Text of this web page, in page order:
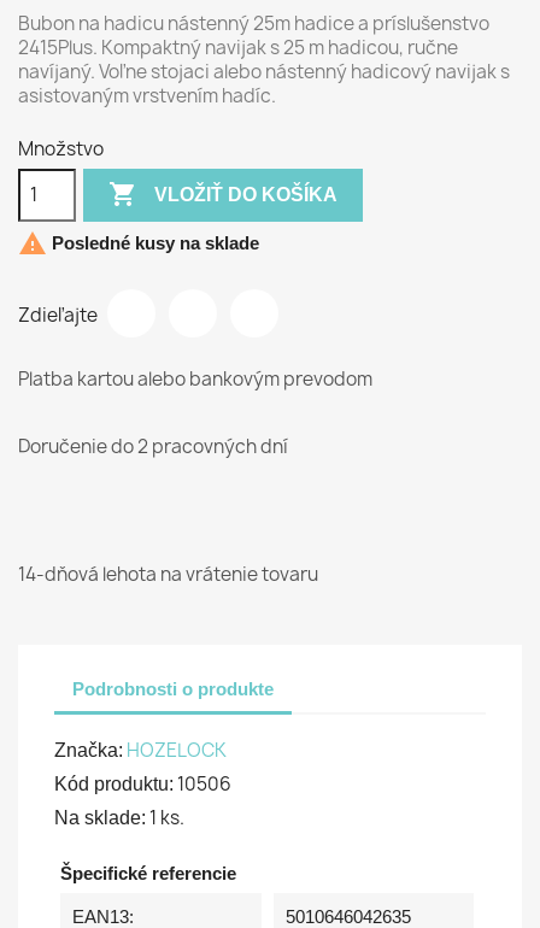
Bubon na hadicu nástenný 25m hadice a príslušenstvo
2415Plus. Kompaktný navijak s 25 m hadicou, ručne
navíjaný. Voľne stojaci alebo nástenný hadicový navijak s
asistovaným vrstvením hadíc.
Množstvo
 VLOŽIŤ DO KOŠÍKA
 Posledné kusy na sklade
Zdieľajte
Platba kartou alebo bankovým prevodom
Doručenie do 2 pracovných dní
14-dňová lehota na vrátenie tovaru
Podrobnosti o produkte
Značka: HOZELOCK
Kód produktu: 10506
Na sklade: 1 ks.
Špecifické referencie
EAN13: 5010646042635